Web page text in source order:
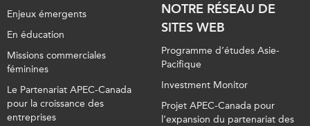
Enjeux émergents
En éducation
Missions commerciales
féminines
Le Partenariat APEC-Canada
pour la croissance des
entreprises
NOTRE RÉSEAU DE
SITES WEB
Programme d’études Asie-
Pacifique
Investment Monitor
Projet APEC-Canada pour
l’expansion du partenariat des